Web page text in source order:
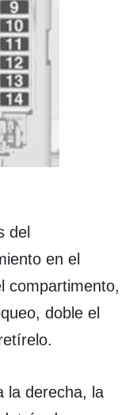
del
en el
compartimento,
doble el
la derecha, la